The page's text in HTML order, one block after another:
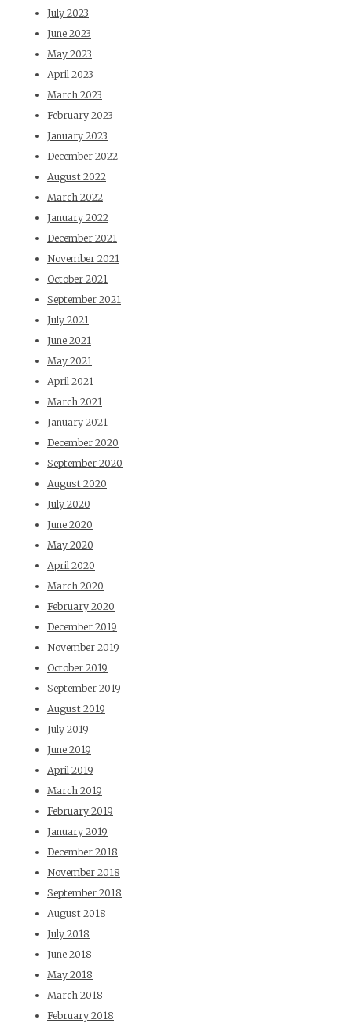
July 2023
June 2023
May 2023
April 2023
March 2023
February 2023
January 2023
December 2022
August 2022
March 2022
January 2022
December 2021
November 2021
October 2021
September 2021
July 2021
June 2021
May 2021
April 2021
March 2021
January 2021
December 2020
September 2020
August 2020
July 2020
June 2020
May 2020
April 2020
March 2020
February 2020
December 2019
November 2019
October 2019
September 2019
August 2019
July 2019
June 2019
April 2019
March 2019
February 2019
January 2019
December 2018
November 2018
September 2018
August 2018
July 2018
June 2018
May 2018
March 2018
February 2018